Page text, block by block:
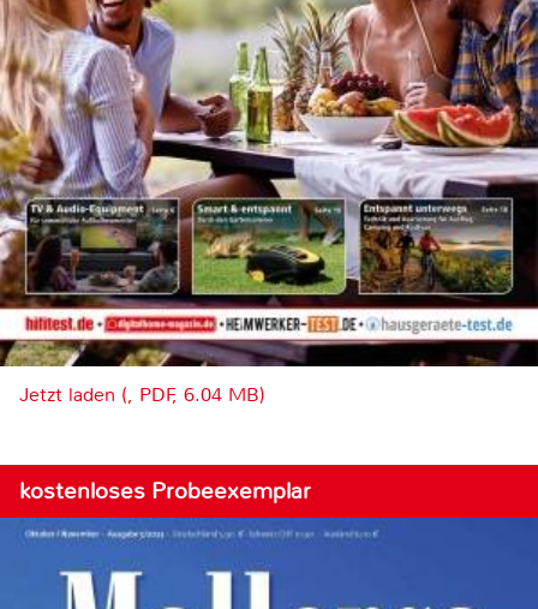
Jetzt laden (, PDF, 6.04 MB)
kostenloses Probeexemplar